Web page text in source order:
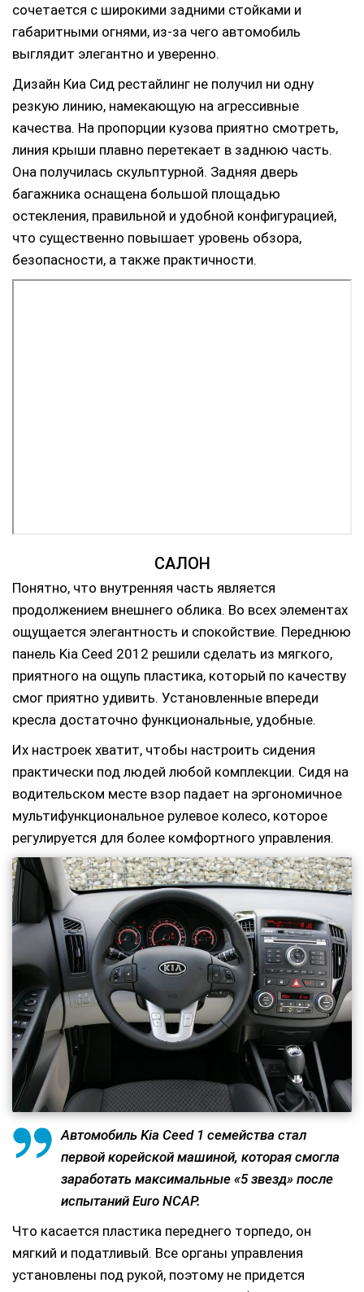
сочетается с широкими задними стойками и
габаритными огнями, из-за чего автомобиль
выглядит элегантно и уверенно.
Дизайн Киа Сид рестайлинг не получил ни одну
резкую линию, намекающую на агрессивные
качества. На пропорции кузова приятно смотреть,
линия крыши плавно перетекает в заднюю часть.
Она получилась скульптурной. Задняя дверь
багажника оснащена большой площадью
остекления, правильной и удобной конфигурацией,
что существенно повышает уровень обзора,
безопасности, а также практичности.
САЛОН
Понятно, что внутренняя часть является
продолжением внешнего облика. Во всех элементах
ощущается элегантность и спокойствие. Переднюю
панель Kia Ceed 2012 решили сделать из мягкого,
приятного на ощупь пластика, который по качеству
смог приятно удивить. Установленные впереди
кресла достаточно функциональные, удобные.
Их настроек хватит, чтобы настроить сидения
практически под людей любой комплекции. Сидя на
водительском месте взор падает на эргономичное
мультифункциональное рулевое колесо, которое
регулируется для более комфортного управления.
Автомобиль Kia Ceed 1 семейства стал
первой корейской машиной, которая смогла
заработать максимальные «5 звезд» после
испытаний Euro NCAP.
Что касается пластика переднего торпедо, он
мягкий и податливый. Все органы управления
установлены под рукой, поэтому не придется